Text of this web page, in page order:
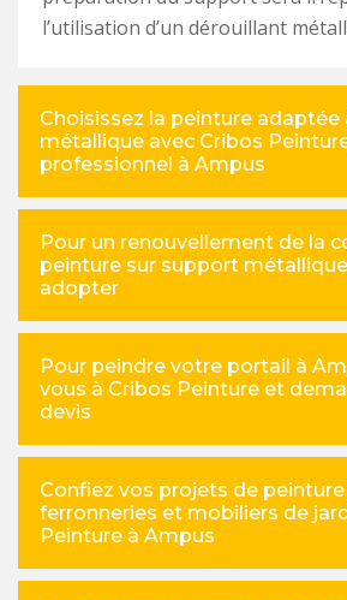
l’utilisation d’un dérouillant
Choisissez la peinture
métallique avec Cribos
professionnel à Ampus
Pour un renouvellement de la
peinture sur support
adopter
Pour peindre votre portail à
vous à Cribos Peinture et
devis
Confiez vos projets de
ferronneries et mobiliers de
Peinture à Ampus